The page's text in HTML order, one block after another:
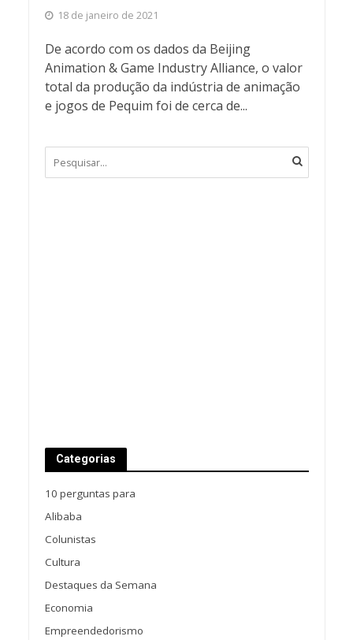
18 de janeiro de 2021
De acordo com os dados da Beijing
Animation & Game Industry Alliance, o valor
total da produção da indústria de animação
e jogos de Pequim foi de cerca de...
Categorias
10 perguntas para
Alibaba
Colunistas
Cultura
Destaques da Semana
Economia
Empreendedorismo